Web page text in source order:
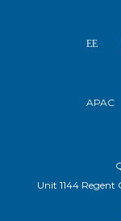
ΕΕ
APAC
Unit 1144 Regent